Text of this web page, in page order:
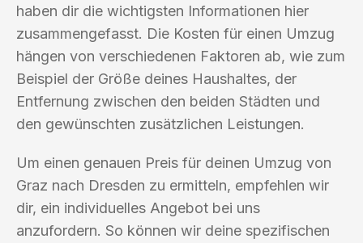
haben dir die wichtigsten Informationen hier
zusammengefasst. Die Kosten für einen Umzug
hängen von verschiedenen Faktoren ab, wie zum
Beispiel der Größe deines Haushaltes, der
Entfernung zwischen den beiden Städten und
den gewünschten zusätzlichen Leistungen.
Um einen genauen Preis für deinen Umzug von
Graz nach Dresden zu ermitteln, empfehlen wir
dir, ein individuelles Angebot bei uns
anzufordern. So können wir deine spezifischen